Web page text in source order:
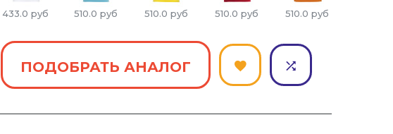
433.0 руб 510.0 руб 510.0 руб 510.0 руб 510.0 руб
ПОДОБРАТЬ АНАЛОГ